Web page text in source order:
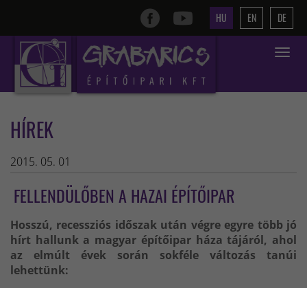
HU EN DE
Toggle
HÍREK
2015. 05. 01
FELLENDÜLŐBEN A HAZAI ÉPÍTŐIPAR
Hosszú, recessziós időszak után végre egyre több jó
hírt hallunk a magyar építőipar háza tájáról, ahol
az elmúlt évek során sokféle változás tanúi
lehettünk: